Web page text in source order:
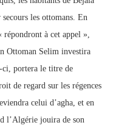
les ottomans. En
à cet appel »,
Ottoman Selim investira
ci, portera le titre de
de regard sur les régences
celui d’agha, et en
l’Algérie jouira de son